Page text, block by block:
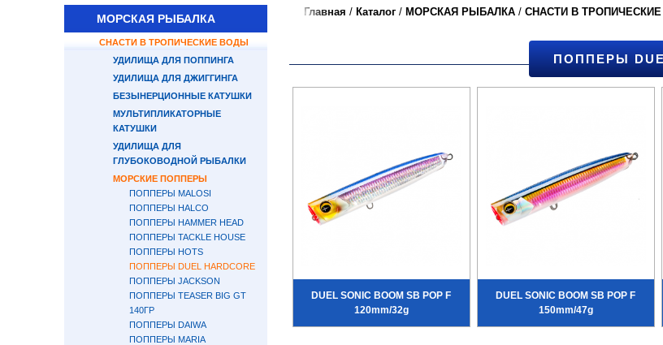
МОРСКАЯ РЫБАЛКА
СНАСТИ В ТРОПИЧЕСКИЕ ВОДЫ
УДИЛИЩА ДЛЯ ПОППИНГА
УДИЛИЩА ДЛЯ ДЖИГГИНГА
БЕЗЫНЕРЦИОННЫЕ КАТУШКИ
МУЛЬТИПЛИКАТОРНЫЕ
КАТУШКИ
УДИЛИЩА ДЛЯ
ГЛУБОКОВОДНОЙ РЫБАЛКИ
МОРСКИЕ ПОППЕРЫ
ПОППЕРЫ MALOSI
ПОППЕРЫ HALCO
ПОППЕРЫ HAMMER HEAD
ПОППЕРЫ TACKLE HOUSE
ПОППЕРЫ HOTS
ПОППЕРЫ DUEL HARDCORE
ПОППЕРЫ JACKSON
ПОППЕРЫ TEASER BIG GT
140ГР
ПОППЕРЫ DAIWA
ПОППЕРЫ MARIA
Главная / Каталог / МОРСКАЯ РЫБАЛКА / СНАСТИ В
ПОППЕРЫ
DUEL SONIC BOOM SB POP F
120mm/32g
DUEL SONIC BOOM SB POP F
150mm/47g